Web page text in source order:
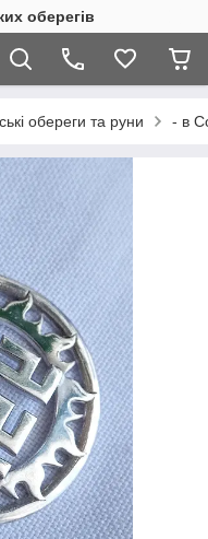
оберегів
обереги та руни - в